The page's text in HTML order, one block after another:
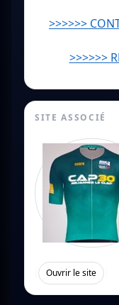
>>>>>>
>>>>>>
SITE ASSOCIÉ
Ouvrir le site